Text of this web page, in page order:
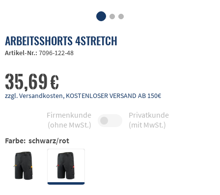
ARBEITSSHORTS 4STRETCH
Artikel-Nr.: 7096-122-48
35,69 €
zzgl. Versandkosten, KOSTENLOSER VERSAND AB 150€
Firmenkunde
(ohne MwSt.)
Privatkunde
(mit MwSt.)
Farbe: schwarz/rot